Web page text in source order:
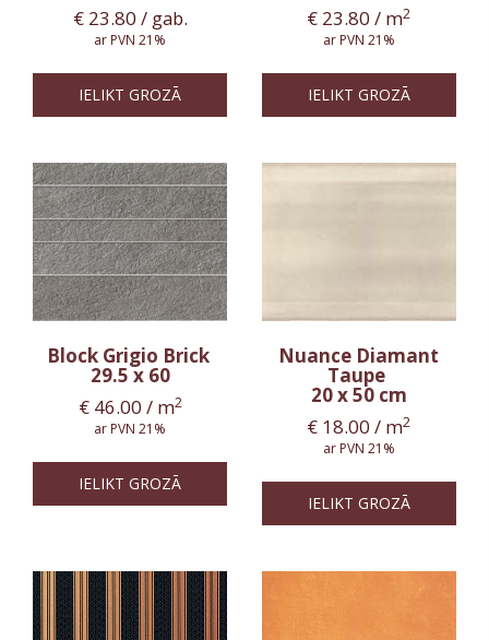
€23.80 / gab.
ar PVN 21%
IELIKT GROZĀ
€ 23.80 / m2
ar PVN 21%
IELIKT GROZĀ
Block Grigio Brick
29.5 x 60
€46.00 / m2
ar PVN 21%
IELIKT GROZĀ
Nuance Diamant
Taupe
20 x 50 cm
€ 18.00 / m2
ar PVN 21%
IELIKT GROZĀ